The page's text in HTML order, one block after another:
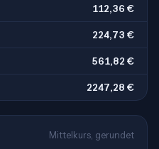
112,36 €
224,73 €
561,82 €
2247,28 €
Mittelkurs, gerundet